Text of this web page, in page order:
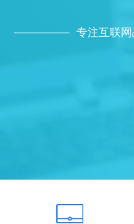
———— 专注互联